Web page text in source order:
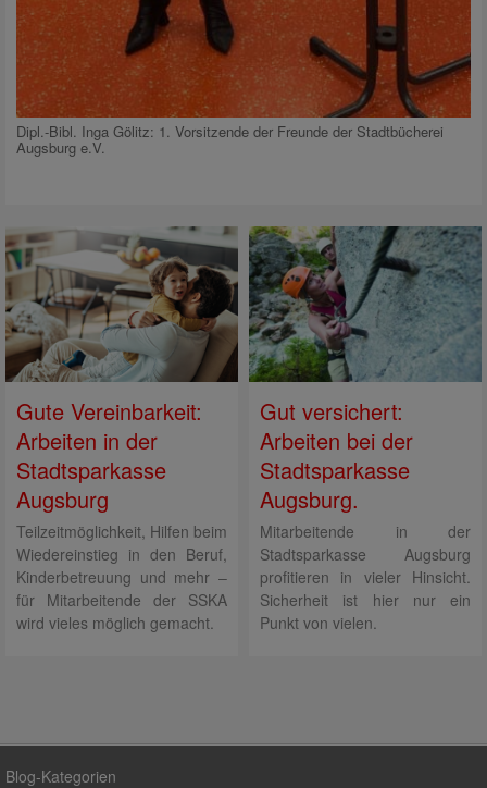
Dipl.-Bibl. Inga Gölitz: 1. Vorsitzende der Freunde der Stadtbücherei
Augsburg e.V.
Gute Vereinbarkeit:
Arbeiten in der
Stadtsparkasse
Augsburg
Teilzeitmöglichkeit, Hilfen beim
Wiedereinstieg in den Beruf,
Kinderbetreuung und mehr –
für Mitarbeitende der SSKA
wird vieles möglich gemacht.
Gut versichert:
Arbeiten bei der
Stadtsparkasse
Augsburg.
Mitarbeitende in der
Stadtsparkasse Augsburg
profitieren in vieler Hinsicht.
Sicherheit ist hier nur ein
Punkt von vielen.
Blog-Kategorien